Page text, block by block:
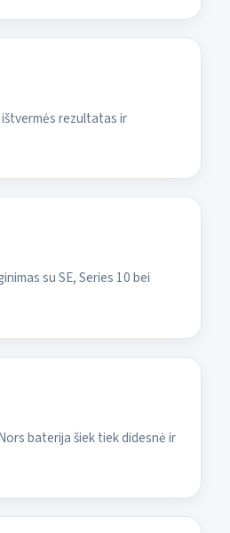
rezultatas ir
su SE, Series 10 bei
baterija šiek tiek didesnė ir